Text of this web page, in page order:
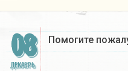
08
ДЕКАБРЬ
Помогите